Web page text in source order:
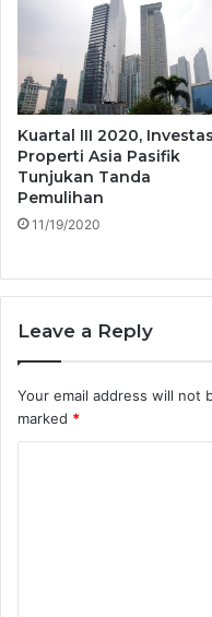
Kuartal III 2020,
Properti Asia Pasifik
Tunjukan Tanda
Pemulihan
11/19/2020
Leave a Reply
Your email address will not
marked *